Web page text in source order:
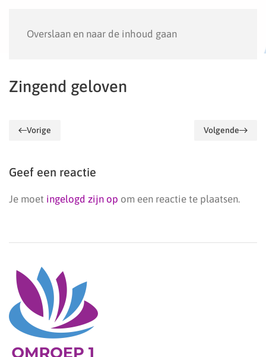
Overslaan en naar de inhoud gaan
Zingend geloven
Vorige Volgende
Geef een reactie
Je moet ingelogd zijn op om een reactie te plaatsen.